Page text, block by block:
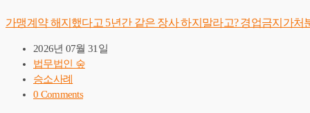
가맹계약 해지했다고 5년간 같은 장사 하지말라고? 경업금지가처
2026년 07월 31일
법무법인 숲
승소사례
0 Comments